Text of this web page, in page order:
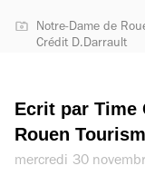
Notre-Dame de
Crédit D.Darrault
Ecrit par Time
Rouen
mercredi 30